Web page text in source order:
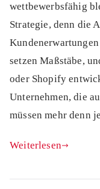
wettbewerbsfähig
Strategie, denn die
setzen Maßstäbe,
oder Shopify
Unternehmen, die
müssen mehr denn
Weiterlesen